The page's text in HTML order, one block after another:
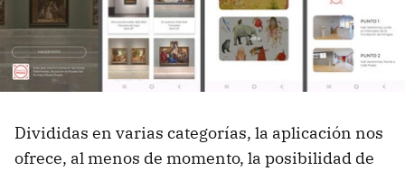
Divididas en varias categorías, la aplicación nos
ofrece, al menos de momento, la posibilidad de